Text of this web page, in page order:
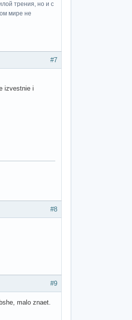
трения, но и с
мире не
#7
izvestnie i
#8
#9
malo znaet.